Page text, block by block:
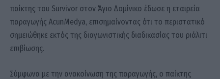
παίκτης του Survivor στον Άγιο Δομίνικο έδωσε η εταιρεία
παραγωγής AcunMedya, επισημαίνοντας ότι το περιστατικό
σημειώθηκε εκτός της διαγωνιστικής διαδικασίας του ριάλιτι
επιβίωσης.
Σύμφωνα με την ανακοίνωση της παραγωγής, ο παίκτης